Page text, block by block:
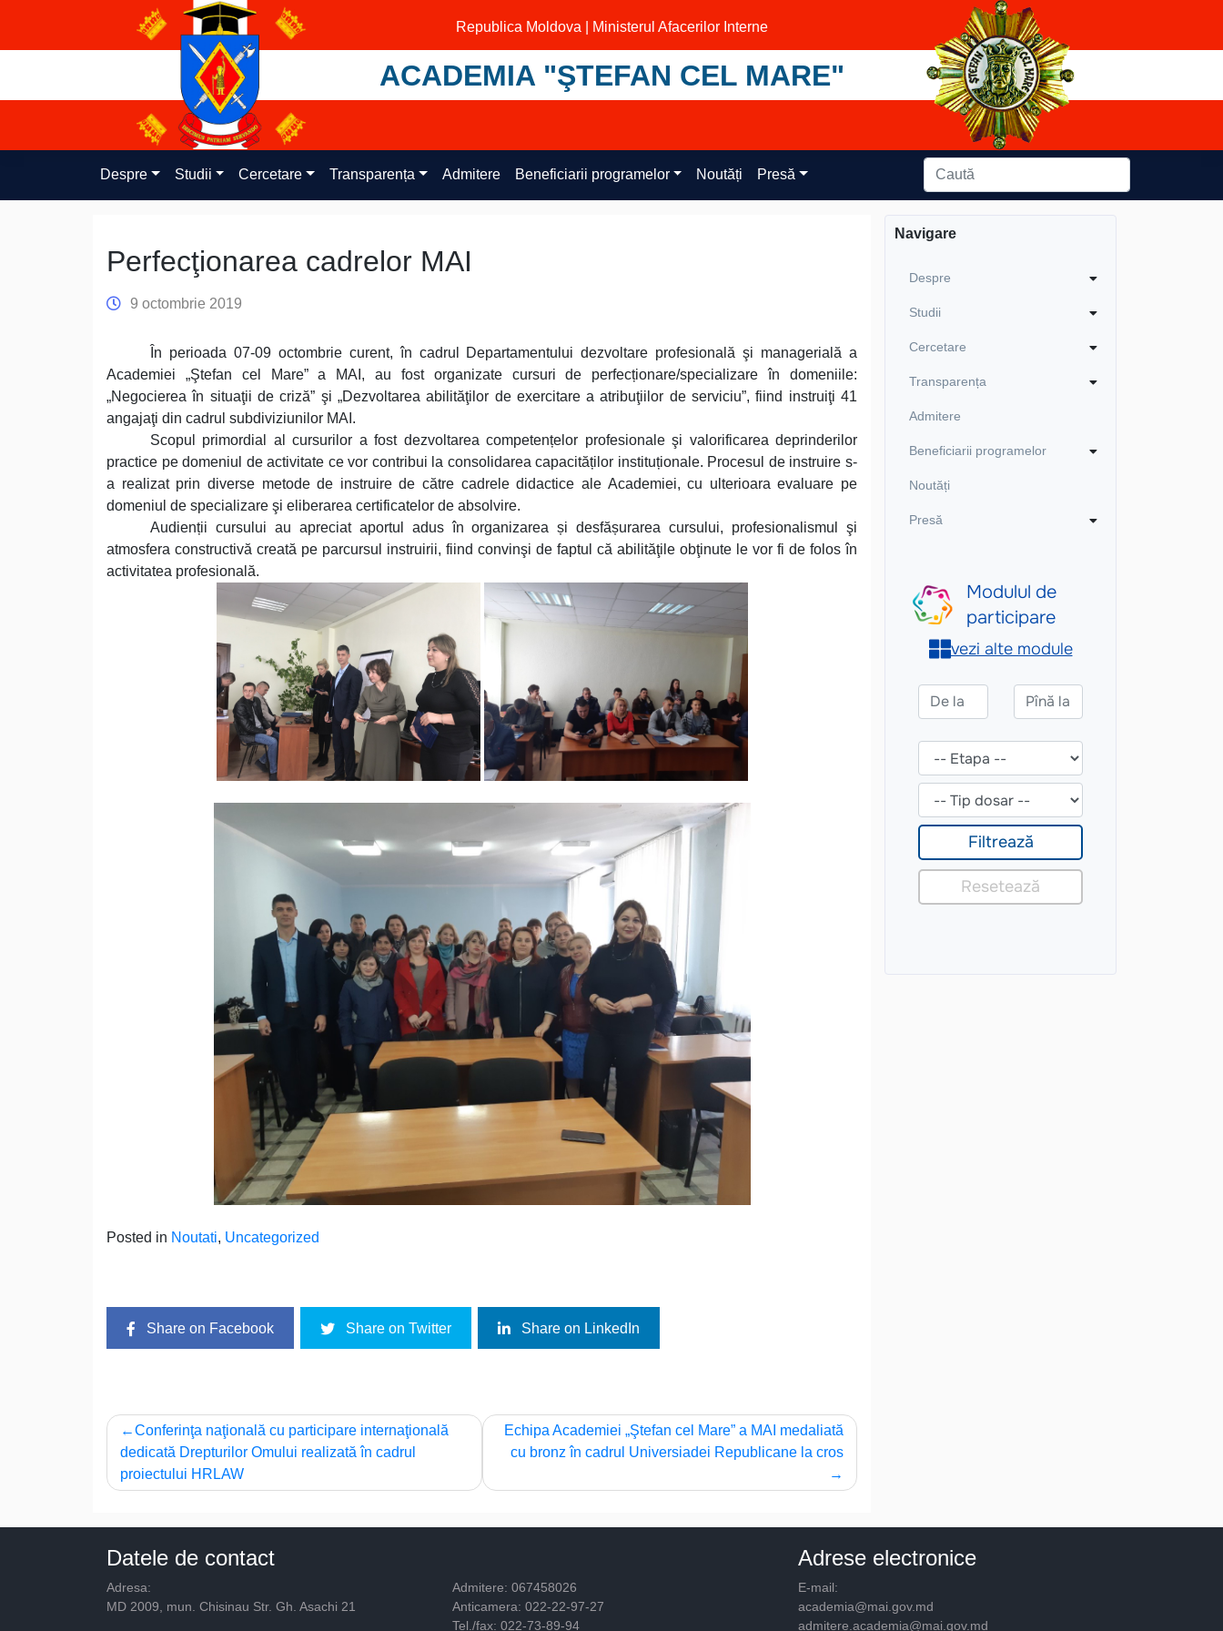
content
Republica Moldova | Ministerul Afacerilor Interne
ACADEMIA "ŞTEFAN CEL MARE"
Despre Studii Cercetare Transparența Admitere Beneficiarii programelor Noutăți Presă
Perfecţionarea cadrelor MAI
9 octombrie 2019
În perioada 07-09 octombrie curent, în cadrul Departamentului dezvoltare profesională şi managerială a
Academiei „Ştefan cel Mare” a MAI, au fost organizate cursuri de perfecționare/specializare în domeniile:
„Negocierea în situaţii de criză” şi „Dezvoltarea abilităţilor de exercitare a atribuţiilor de serviciu”, fiind instruiţi 41
angajaţi din cadrul subdiviziunilor MAI.
Scopul primordial al cursurilor a fost dezvoltarea competențelor profesionale şi valorificarea deprinderilor
practice pe domeniul de activitate ce vor contribui la consolidarea capacităților instituționale. Procesul de instruire s-
a realizat prin diverse metode de instruire de către cadrele didactice ale Academiei, cu ulterioara evaluare pe
domeniul de specializare şi eliberarea certificatelor de absolvire.
Audienții cursului au apreciat aportul adus în organizarea și desfășurarea cursului, profesionalismul şi
atmosfera constructivă creată pe parcursul instruirii, fiind convinşi de faptul că abilităţile obţinute le vor fi de folos în
activitatea profesională.
Posted in Noutati, Uncategorized
Share on Facebook Share on Twitter Share on LinkedIn
Navigare
în
articole
Conferinţa naţională cu participare internaţională
dedicată Drepturilor Omului realizată în cadrul
proiectului HRLAW
Echipa Academiei „Ştefan cel Mare” a MAI medaliată
cu bronz în cadrul Universiadei Republicane la cros
Navigare
Despre
Studii
Cercetare
Transparența
Admitere
Beneficiarii programelor
Noutăți
Presă
Datele de contact
Adresa:
MD 2009, mun. Chisinau Str. Gh. Asachi 21
Admitere: 067458026
Anticamera: 022-22-97-27
Tel./fax: 022-73-89-94
Adrese electronice
E-mail:
academia@mai.gov.md
admitere.academia@mai.gov.md